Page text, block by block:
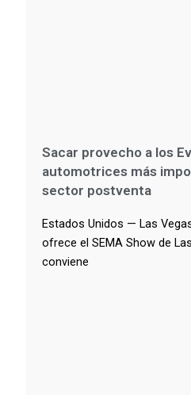
Sacar provecho a los
automotrices más
sector postventa
Estados Unidos — Las
ofrece el SEMA Show de
conviene